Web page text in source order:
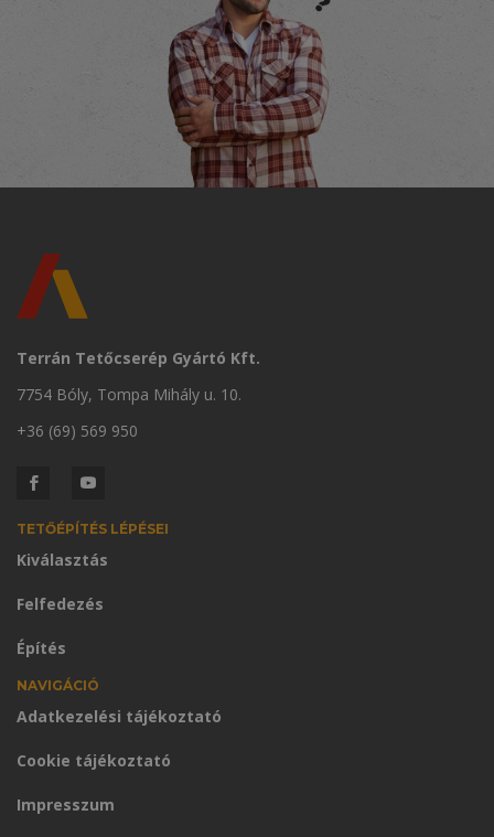
Terrán Tetőcserép Gyártó Kft.
7754 Bóly, Tompa Mihály u. 10.
+36 (69) 569 950
TETŐÉPÍTÉS LÉPÉSEI
Kiválasztás
Felfedezés
Építés
NAVIGÁCIÓ
Adatkezelési tájékoztató
Cookie tájékoztató
Impresszum